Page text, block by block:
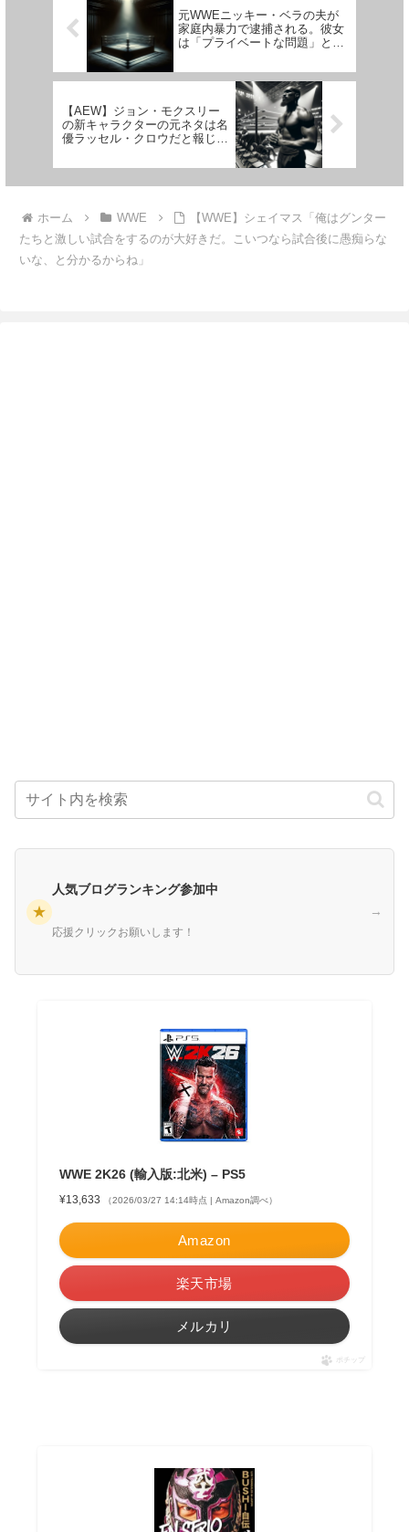
元WWEニッキー・ベラの夫が
家庭内暴力で逮捕される。彼女
は「プライベートな問題」とコ
【AEW】ジョン・モクスリー
の新キャラクターの元ネタは名
優ラッセル・クロウだと報じら
ホーム WWE
【WWE】シェイマス「俺はグンター
たちと激しい試合をするのが大好きだ。こいつなら試合後に愚痴らな
いな、と分かるからね」
★
人気ブログランキング参加中
応援クリックお願いします！
→
WWE 2K26 (輸入版:北米) – PS5
¥13,633 （2026/03/27 14:14時点 | Amazon調べ）
Amazon
楽天市場
メルカリ
ポチップ